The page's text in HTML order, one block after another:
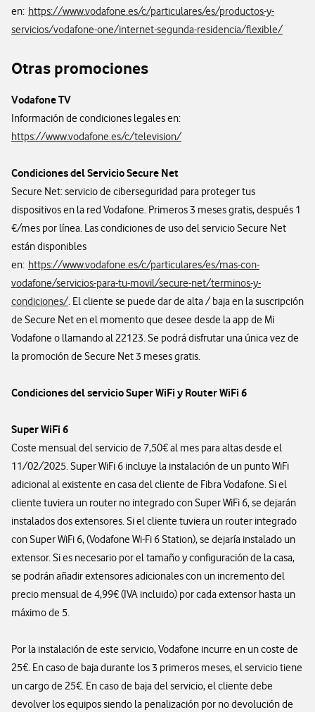
en: https://www.vodafone.es/c/particulares/es/productos-y-
servicios/vodafone-one/internet-segunda-residencia/flexible/
Otras promociones
Vodafone TV
Información de condiciones legales en:
https://www.vodafone.es/c/television/
Condiciones del Servicio Secure Net
Secure Net: servicio de ciberseguridad para proteger tus
dispositivos en la red Vodafone. Primeros 3 meses gratis, después 1
€/mes por línea. Las condiciones de uso del servicio Secure Net
están disponibles
en: https://www.vodafone.es/c/particulares/es/mas-con-
vodafone/servicios-para-tu-movil/secure-net/terminos-y-
condiciones/. El cliente se puede dar de alta / baja en la suscripción
de Secure Net en el momento que desee desde la app de Mi
Vodafone o llamando al 22123. Se podrá disfrutar una única vez de
la promoción de Secure Net 3 meses gratis.
Condiciones del servicio Super WiFi y Router WiFi 6
Super WiFi 6
Coste mensual del servicio de 7,50€ al mes para altas desde el
11/02/2025. Super WiFi 6 incluye la instalación de un punto WiFi
adicional al existente en casa del cliente de Fibra Vodafone. Si el
cliente tuviera un router no integrado con Super WiFi 6, se dejarán
instalados dos extensores. Si el cliente tuviera un router integrado
con Super WiFi 6, (Vodafone Wi-Fi 6 Station), se dejaría instalado un
extensor. Si es necesario por el tamaño y configuración de la casa,
se podrán añadir extensores adicionales con un incremento del
precio mensual de 4,99€ (IVA incluido) por cada extensor hasta un
máximo de 5.
Por la instalación de este servicio, Vodafone incurre en un coste de
25€. En caso de baja durante los 3 primeros meses, el servicio tiene
un cargo de 25€. En caso de baja del servicio, el cliente debe
devolver los equipos siendo la penalización por no devolución de